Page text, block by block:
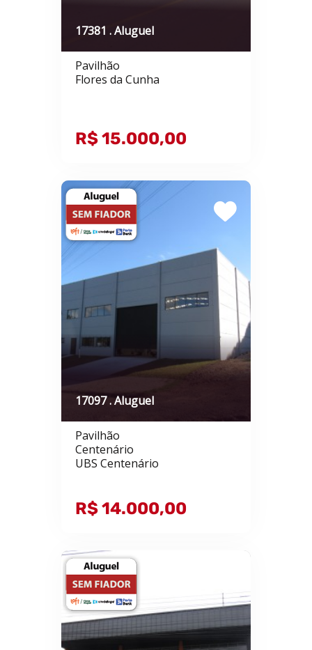
17381 . Aluguel
Pavilhão
Flores da Cunha
R$ 15.000,00
17097 . Aluguel
Pavilhão
Centenário
UBS Centenário
R$ 14.000,00